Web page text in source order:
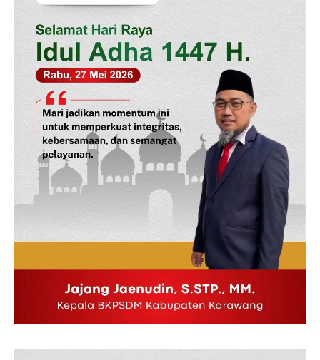
SUBSCRIBE NOW
Disclaimer
Kontak Kami
Pedoman Media Siber